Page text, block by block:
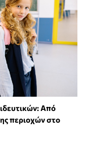
Από
περιοχών στο